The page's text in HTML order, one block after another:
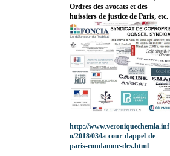
Ordres des avocats et des
huissiers de justice de Paris, etc.
http://www.veroniquechemla.inf
o/2018/03/la-cour-dappel-de-
paris-condamne-des.html